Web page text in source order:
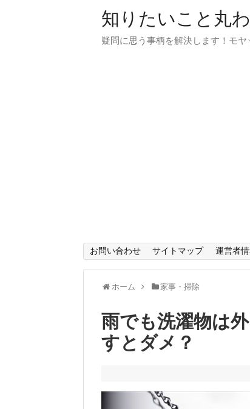
知りたいこと丸
疑問に思う事柄を解決します！モ
お問い合わせ サイトマップ 運営者
ホーム 家事・掃除
雨でも洗濯物は
すとダメ？